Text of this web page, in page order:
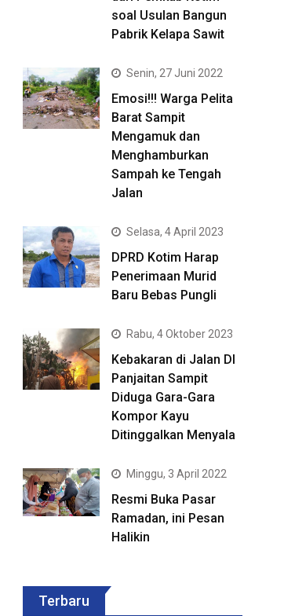
soal Usulan Bangun
Pabrik Kelapa Sawit
Senin, 27 Juni 2022
Emosi!!! Warga Pelita
Barat Sampit
Mengamuk dan
Menghamburkan
Sampah ke Tengah
Jalan
Selasa, 4 April 2023
DPRD Kotim Harap
Penerimaan Murid
Baru Bebas Pungli
Rabu, 4 Oktober 2023
Kebakaran di Jalan DI
Panjaitan Sampit
Diduga Gara-Gara
Kompor Kayu
Ditinggalkan Menyala
Minggu, 3 April 2022
Resmi Buka Pasar
Ramadan, ini Pesan
Halikin
Terbaru